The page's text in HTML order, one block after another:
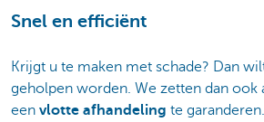
Snel en efficiënt
Krijgt u te maken met schade? Dan
geholpen worden. We zetten dan ook
een vlotte afhandeling te